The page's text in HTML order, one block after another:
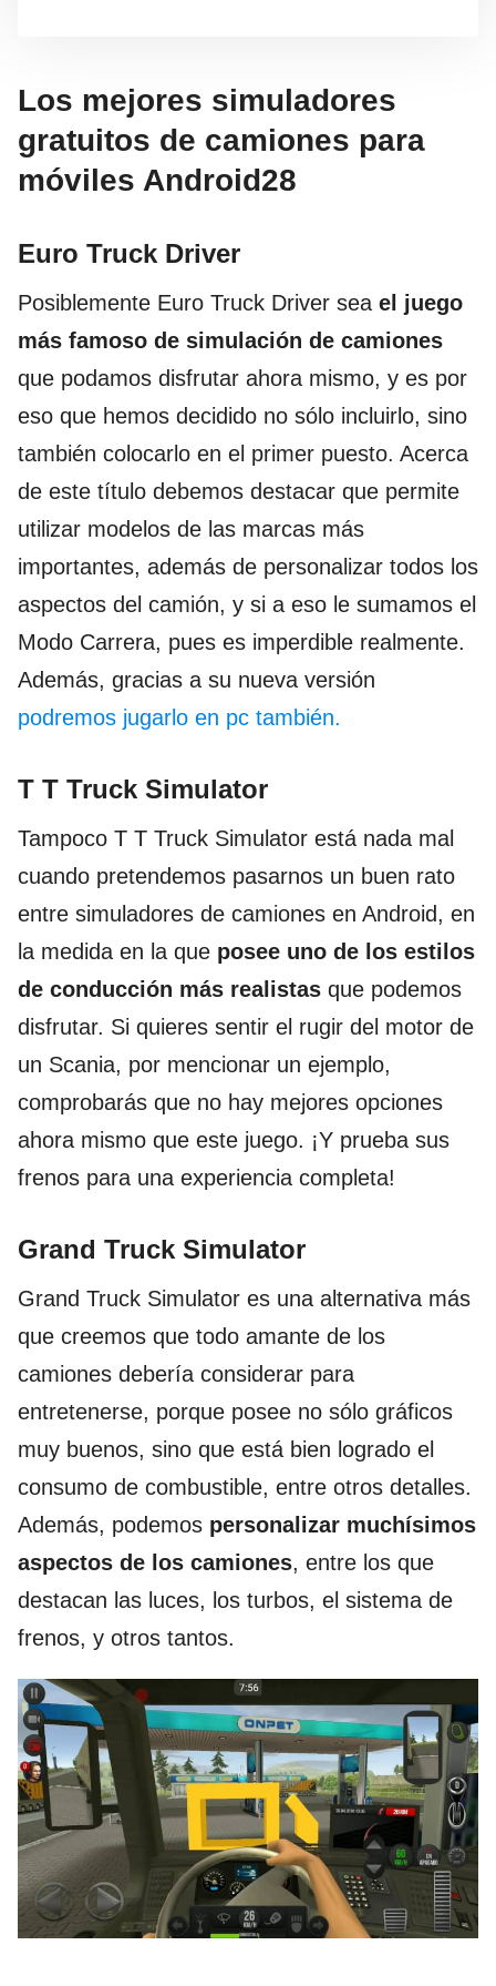
Los mejores simuladores
gratuitos de camiones para
móviles Android28
Euro Truck Driver
Posiblemente Euro Truck Driver sea el juego
más famoso de simulación de camiones
que podamos disfrutar ahora mismo, y es por
eso que hemos decidido no sólo incluirlo, sino
también colocarlo en el primer puesto. Acerca
de este título debemos destacar que permite
utilizar modelos de las marcas más
importantes, además de personalizar todos los
aspectos del camión, y si a eso le sumamos el
Modo Carrera, pues es imperdible realmente.
Además, gracias a su nueva versión
podremos jugarlo en pc también.
T T Truck Simulator
Tampoco T T Truck Simulator está nada mal
cuando pretendemos pasarnos un buen rato
entre simuladores de camiones en Android, en
la medida en la que posee uno de los estilos
de conducción más realistas que podemos
disfrutar. Si quieres sentir el rugir del motor de
un Scania, por mencionar un ejemplo,
comprobarás que no hay mejores opciones
ahora mismo que este juego. ¡Y prueba sus
frenos para una experiencia completa!
Grand Truck Simulator
Grand Truck Simulator es una alternativa más
que creemos que todo amante de los
camiones debería considerar para
entretenerse, porque posee no sólo gráficos
muy buenos, sino que está bien logrado el
consumo de combustible, entre otros detalles.
Además, podemos personalizar muchísimos
aspectos de los camiones, entre los que
destacan las luces, los turbos, el sistema de
frenos, y otros tantos.